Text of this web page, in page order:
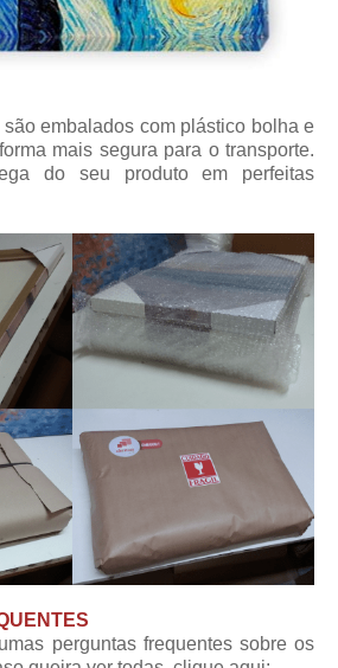
embalados com plástico bolha e
mais segura para o transporte.
do seu produto em perfeitas
perguntas frequentes sobre os